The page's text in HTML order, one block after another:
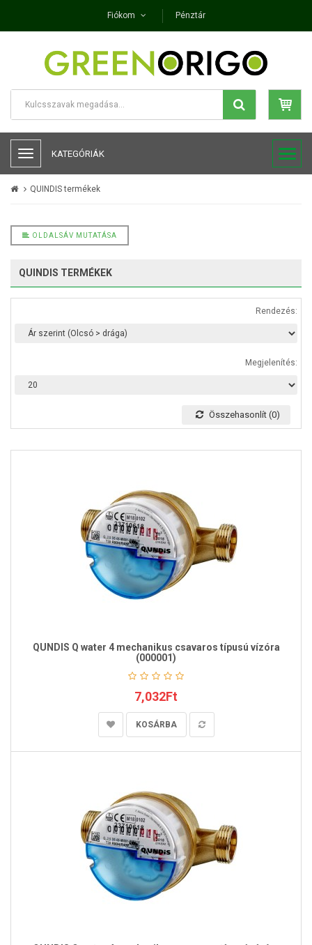
Fiókom Pénztár
KATEGÓRIÁK
QUINDIS termékek
OLDALSÁV MUTATÁSA
QUINDIS TERMÉKEK
Rendezés:
Megjelenítés:
Összehasonlít (0)
QUNDIS Q water 4 mechanikus csavaros típusú vízóra
(000001)
7,032Ft
KOSÁRBA